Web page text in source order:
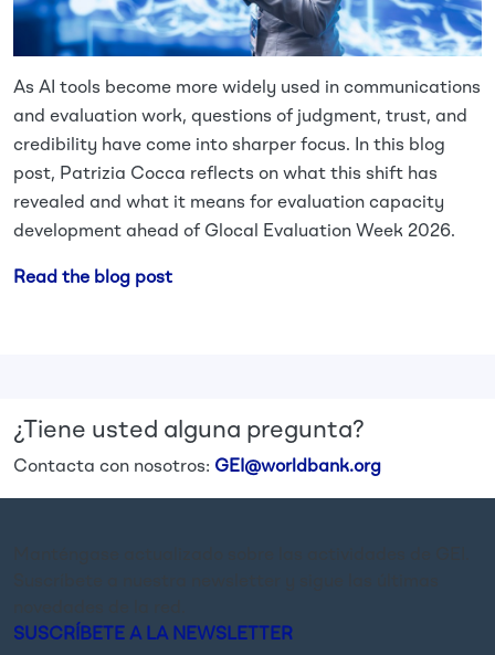
As AI tools become more widely used in communications
and evaluation work, questions of judgment, trust, and
credibility have come into sharper focus. In this blog
post, Patrizia Cocca reflects on what this shift has
revealed and what it means for evaluation capacity
development ahead of Glocal Evaluation Week 2026.
Read the blog post
¿Tiene usted alguna pregunta?
Contacta con nosotros: GEI@worldbank.org
SUSCRÍBETE A LA NEWSLETTER